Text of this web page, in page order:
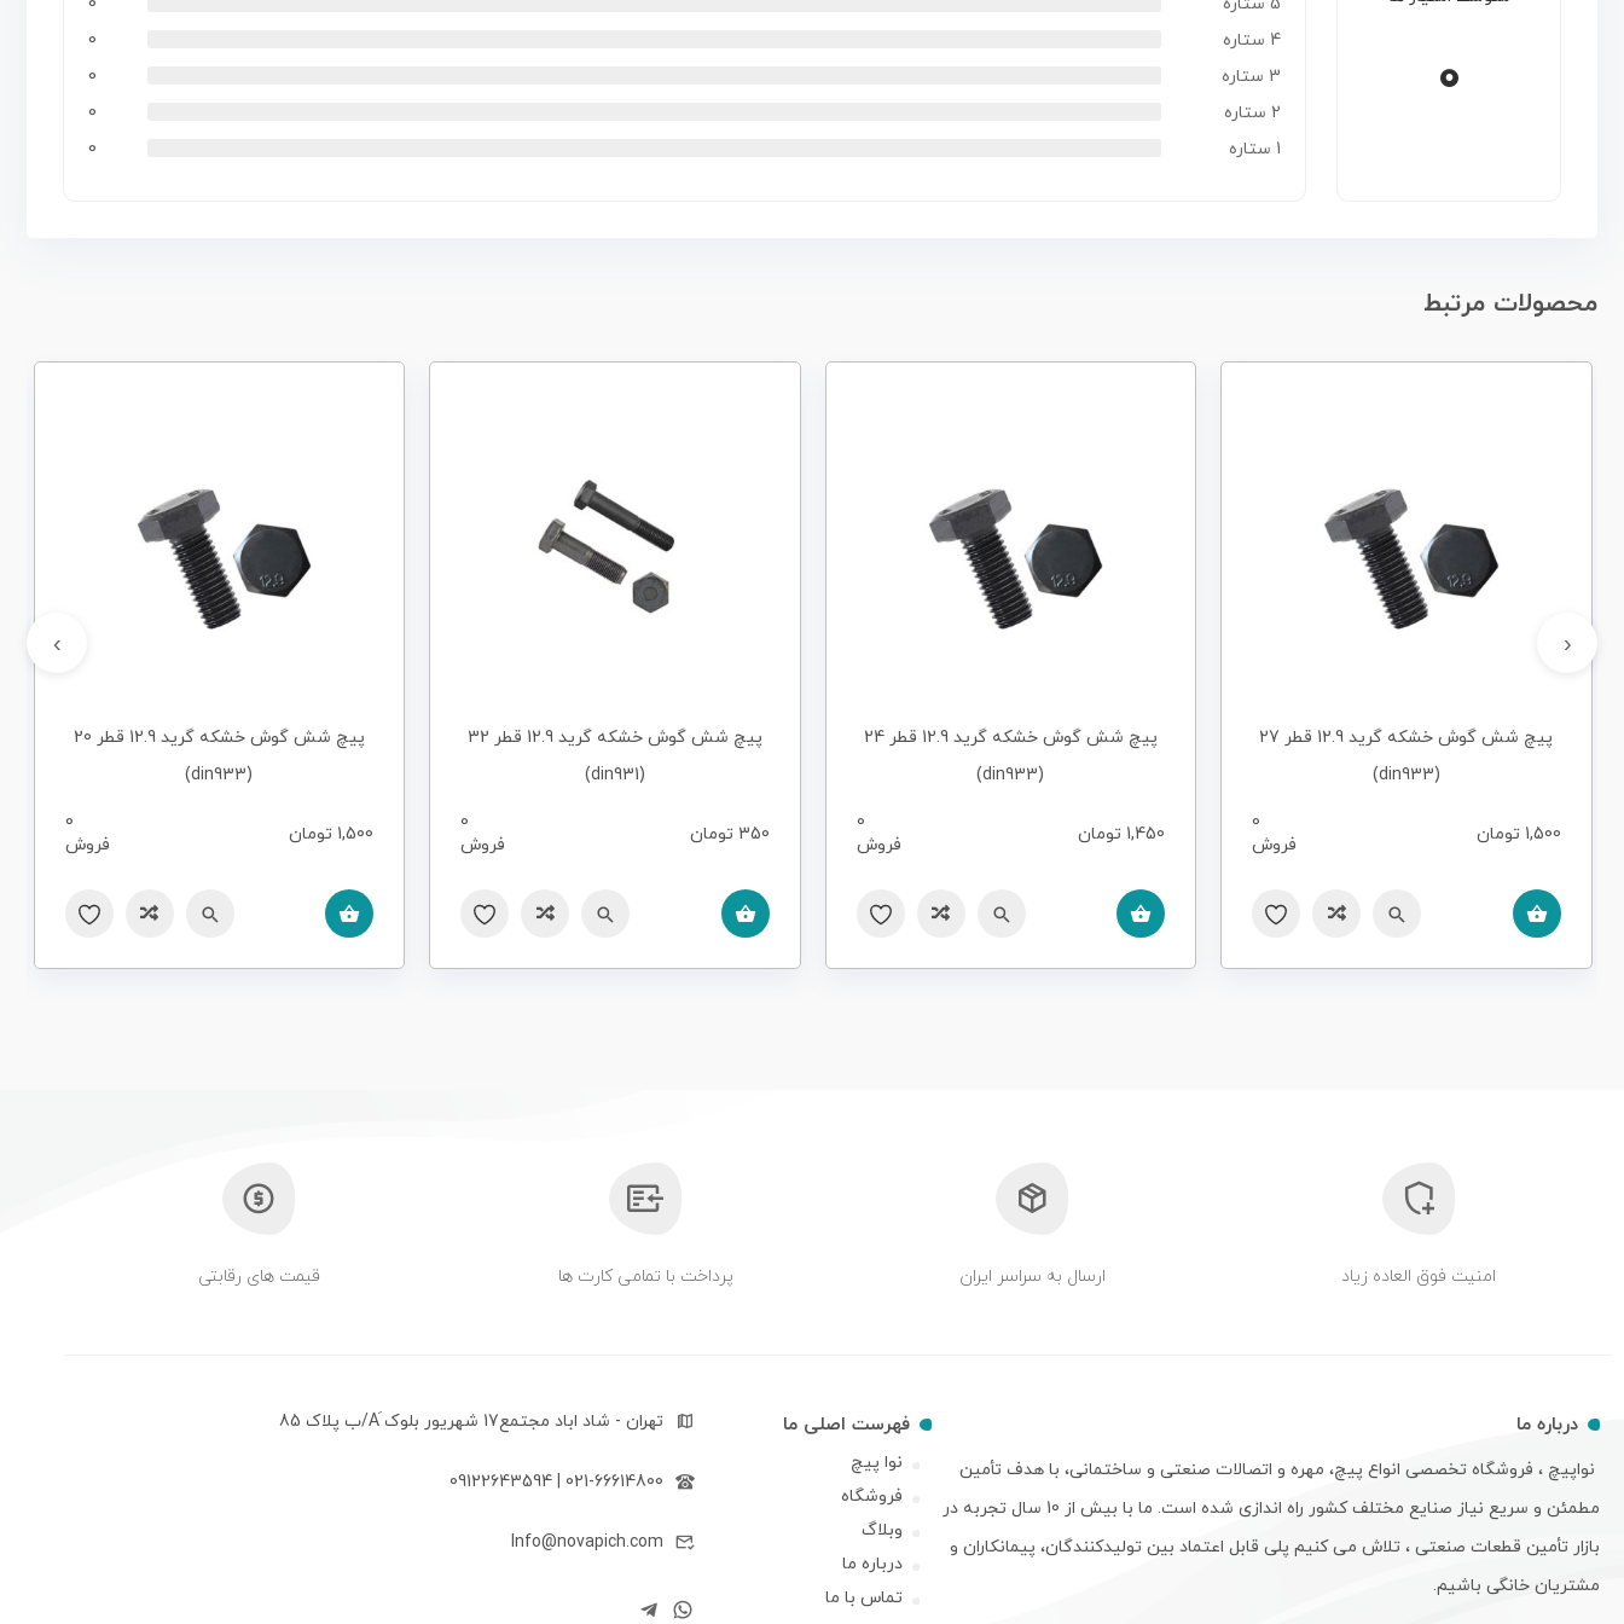
0
4 ستاره
0
3 ستاره
0
2 ستاره
0
1 ستاره
0
محصولات مرتبط
پیچ شش گوش خشکه گرید 12.9 قطر 27
(din933)
0
فروش
1,500 تومان
مقایسه
پیچ شش گوش خشکه گرید 12.9 قطر 24
(din933)
0
فروش
1,450 تومان
مقایسه
پیچ شش گوش خشکه گرید 12.9 قطر 32
(din931)
0
فروش
350 تومان
مقایسه
پیچ شش گوش خشکه گرید 12.9 قطر 20
(din933)
0
فروش
1,500 تومان
مقایسه
‹
›
امنیت فوق العاده زیاد ارسال به سراسر ایران پرداخت با تمامی کارت ها قیمت های رقابتی
درباره ما
نواپیچ ، فروشگاه تخصصی انواع پیچ، مهره و اتصالات صنعتی و ساختمانی، با هدف تأمین
مطمئن و سریع نیاز صنایع مختلف کشور راه اندازی شده است. ما با بیش از 10 سال تجربه در
بازار تأمین قطعات صنعتی ، تلاش می کنیم پلی قابل اعتماد بین تولیدکنندگان، پیمانکاران و
مشتریان خانگی باشیم.
فهرست اصلی ما
نوا پیچ
فروشگاه
وبلاگ
درباره ما
تماس با ما
تهران - شاد اباد مجتمع17 شهریور بلوک َA/ب پلاک 85
021-66614800 | 09122643594
Info@novapich.com